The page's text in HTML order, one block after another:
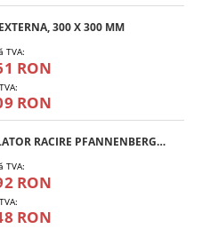
300 X 300 MM
TVA:
RON
RON
VENTILATOR RACIRE PFANNENBERG PF 11.000
TVA:
RON
RON